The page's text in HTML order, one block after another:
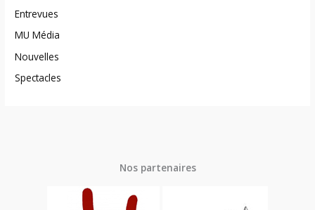
Entrevues
MU Média
Nouvelles
Spectacles
Nos partenaires